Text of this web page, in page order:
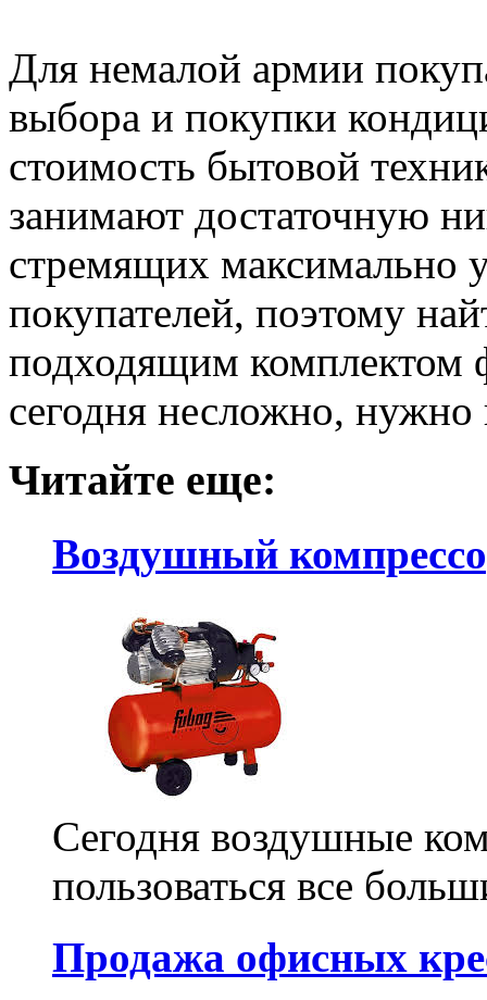
Для немалой армии
выбора и покупки
стоимость бытовой
занимают достаточную
стремящих максимально
покупателей, поэтому
подходящим комплектом
сегодня несложно, нужно
Читайте еще:
Воздушный
Сегодня воздушные
пользоваться все
Продажа офисных